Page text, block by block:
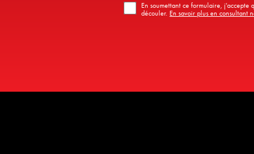
En soumettant ce formulaire,
découler. En savoir plus en consultant